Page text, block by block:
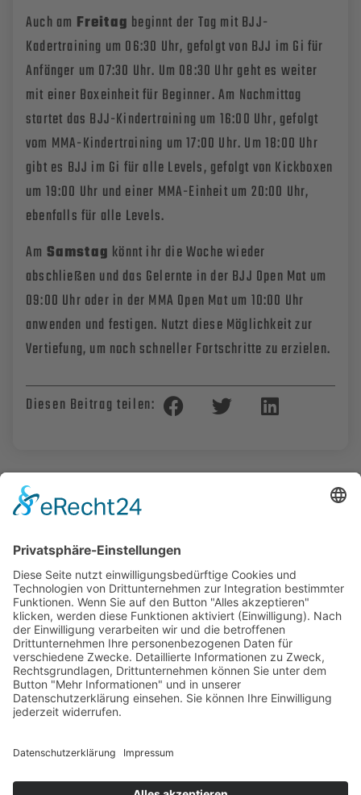
Auch am Freitag beginnt der Tag mit BJJ-
Kadertraining um 06:30 Uhr, gefolgt von BJJ im Gi für
Anfänger um 07:30 Uhr. Um 08:30 Uhr geht es weiter
mit einer Boxeinheit für Beginner. Am Nachmittag
startet das BJJ-Kindertraining um 16:00 Uhr, gefolgt
vom MMA-Kindertraining um 17:00 Uhr. Um 18:00 Uhr
gibt es BJJ im Gi für alle Levels, gefolgt von Kickboxen
um 19:00 Uhr und einer MMA-Einheit um 20:00 Uhr,
ebenfalls für alle Levels.
Am Samstag könnt ihr die Woche wieder
abschließen und das Gelernte in der BJJ Open Mat um
09:00 Uhr oder in der MMA Open Mat um 10:00 Uhr
anwenden und festigen. Nutzt diese Möglichkeit zur
Vertiefung, um noch schneller Fortschritte zu erzielen.
Diesen Beitrag teilen:
Empfehlungen:
Das bringt die Woche – KW